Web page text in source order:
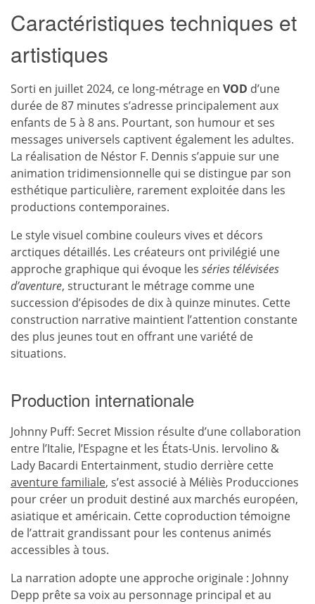
Caractéristiques techniques et
artistiques
Sorti en juillet 2024, ce long-métrage en VOD d’une
durée de 87 minutes s’adresse principalement aux
enfants de 5 à 8 ans. Pourtant, son humour et ses
messages universels captivent également les adultes.
La réalisation de Néstor F. Dennis s’appuie sur une
animation tridimensionnelle qui se distingue par son
esthétique particulière, rarement exploitée dans les
productions contemporaines.
Le style visuel combine couleurs vives et décors
arctiques détaillés. Les créateurs ont privilégié une
approche graphique qui évoque les séries télévisées
d’aventure, structurant le métrage comme une
succession d’épisodes de dix à quinze minutes. Cette
construction narrative maintient l’attention constante
des plus jeunes tout en offrant une variété de
situations.
Production internationale
Johnny Puff: Secret Mission résulte d’une collaboration
entre l’Italie, l’Espagne et les États-Unis. Iervolino &
Lady Bacardi Entertainment, studio derrière cette
aventure familiale, s’est associé à Méliès Producciones
pour créer un produit destiné aux marchés européen,
asiatique et américain. Cette coproduction témoigne
de l’attrait grandissant pour les contenus animés
accessibles à tous.
La narration adopte une approche originale : Johnny
Depp prête sa voix au personnage principal et au